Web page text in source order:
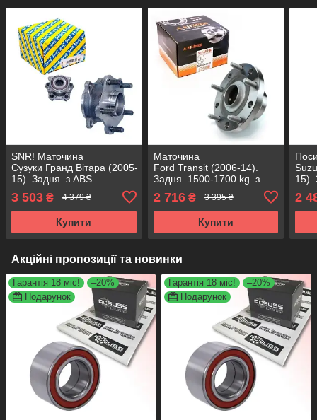
SNR! Маточина
Сузуки Гранд Вітара (2005-
15). Задня. з ABS.
713623620 Франція!
3 503 ₴ 4 379 ₴
Купити
Маточина
Ford Transit (2006-14).
Задня. 1500-1700 kg. з
ABS. VKBA6528 , R141.11 ,
713678930 SHAFER
Австрія
2 716₴ 3 395 ₴
Купити
15).
,2
Акційні пропозиції та новинки
Гарантія 18 міс!
–20%
Подарунок
Гарантія 18 міс!
–20%
Подарунок